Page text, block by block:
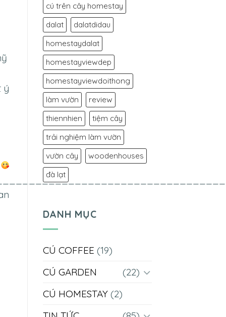
ý
cú trên cây homestay
dalat
dalatdidau
homestaydalat
homestayviewdep
homestayviewdoithong
làm vườn
review
thiennhien
tiệm cây
trải nghiệm làm vườn
vườn cây
woodenhouses
đà lạt
DANH MỤC
CÚ COFFEE (19)
CÚ GARDEN
(22)
CÚ HOMESTAY(2)